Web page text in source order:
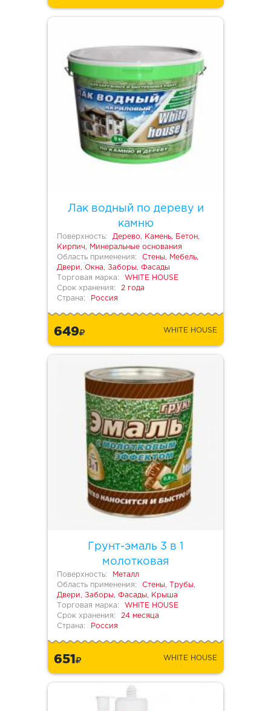
Лак водный по дереву и
камню
Поверхность:
Дерево, Камень, Бетон,
Кирпич, Минеральные основания
Область применения:
Стены, Мебель,
Двери, Окна, Заборы, Фасады
Торговая марка:
WHITE HOUSE
Срок хранения:
2 года
Страна:
Россия
649 WHITE HOUSE
Грунт-эмаль 3 в 1
молотковая
Поверхность:
Металл
Область применения:
Стены, Трубы,
Двери, Заборы, Фасады, Крыша
Торговая марка:
WHITE HOUSE
Срок хранения:
24 месяца
Страна:
Россия
651 WHITE HOUSE